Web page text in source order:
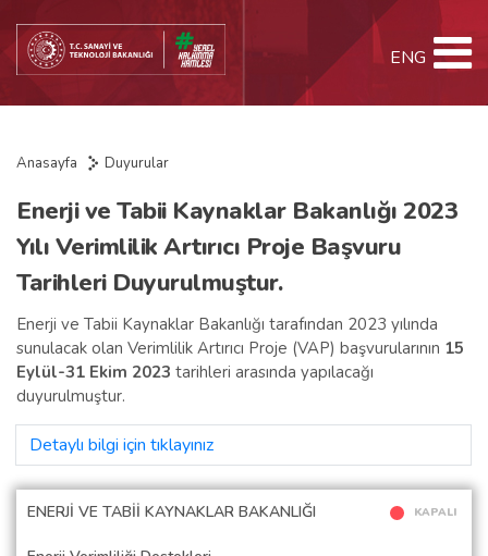
ENG
Anasayfa Duyurular
Enerji ve Tabii Kaynaklar Bakanlığı 2023
Yılı Verimlilik Artırıcı Proje Başvuru
Tarihleri Duyurulmuştur.
Enerji ve Tabii Kaynaklar Bakanlığı tarafından 2023 yılında
sunulacak olan Verimlilik Artırıcı Proje (VAP) başvurularının 15
Eylül-31 Ekim 2023 tarihleri arasında yapılacağı
duyurulmuştur.
Detaylı bilgi için tıklayınız
ENERJİ VE TABİİ KAYNAKLAR BAKANLIĞI KAPALI